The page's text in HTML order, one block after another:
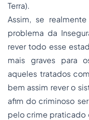
Terra).
Assim, se
problema da
rever todo esse
mais graves para
aqueles tratados
bem assim rever o
afim do criminoso
pelo crime praticado